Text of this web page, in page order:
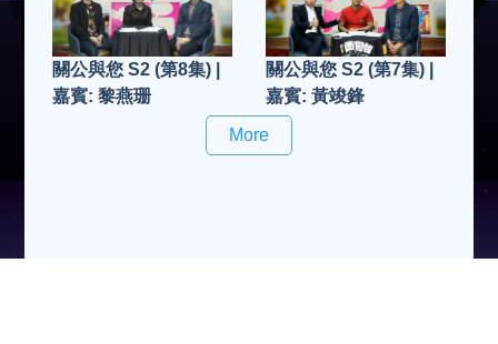
關公與您 S2 (第8集) |
嘉賓: 黎燕珊
關公與您 S2 (第7集) |
嘉賓: 黃竣鋒
More